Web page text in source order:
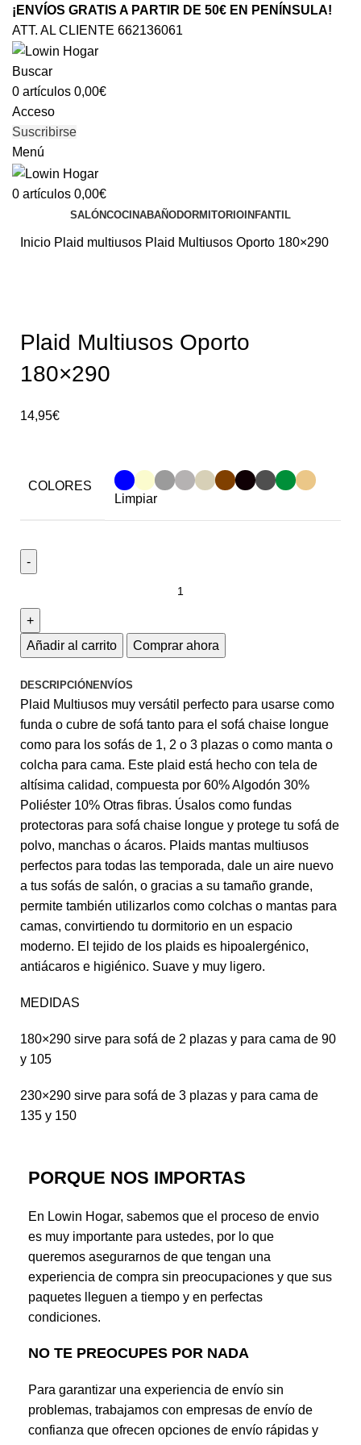
¡ENVÍOS GRATIS A PARTIR DE 50€ EN PENÍNSULA!
ATT. AL CLIENTE 662136061
Buscar
0 artículos 0,00€
Acceso
Suscribirse
Menú
0 artículos 0,00€
SALÓNCOCINABAÑODORMITORIOINFANTIL
Inicio Plaid multiusos Plaid Multiusos Oporto 180×290
Plaid Multiusos Oporto
180×290
14,95€
COLORES
Limpiar
Añadir al carrito Comprar ahora
DESCRIPCIÓN ENVÍOS
Plaid Multiusos muy versátil perfecto para usarse como
funda o cubre de sofá tanto para el sofá chaise longue
como para los sofás de 1, 2 o 3 plazas o como manta o
colcha para cama. Este plaid está hecho con tela de
altísima calidad, compuesta por 60% Algodón 30%
Poliéster 10% Otras fibras. Úsalos como fundas
protectoras para sofá chaise longue y protege tu sofá de
polvo, manchas o ácaros. Plaids mantas multiusos
perfectos para todas las temporada, dale un aire nuevo
a tus sofás de salón, o gracias a su tamaño grande,
permite también utilizarlos como colchas o mantas para
camas, convirtiendo tu dormitorio en un espacio
moderno. El tejido de los plaids es hipoalergénico,
antiácaros e higiénico. Suave y muy ligero.
MEDIDAS
180×290 sirve para sofá de 2 plazas y para cama de 90
y 105
230×290 sirve para sofá de 3 plazas y para cama de
135 y 150
PORQUE NOS IMPORTAS
En Lowin Hogar, sabemos que el proceso de envio
es muy importante para ustedes, por lo que
queremos asegurarnos de que tengan una
experiencia de compra sin preocupaciones y que sus
paquetes lleguen a tiempo y en perfectas
condiciones.
NO TE PREOCUPES POR NADA
Para garantizar una experiencia de envío sin
problemas, trabajamos con empresas de envío de
confianza que ofrecen opciones de envío rápidas y